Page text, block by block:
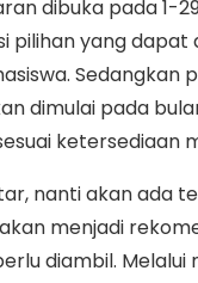
dibuka pada 1-
pilihan yang dapat
Sedangkan
dimulai pada
ketersediaan
nanti akan ada
menjadi
diambil. Melalui